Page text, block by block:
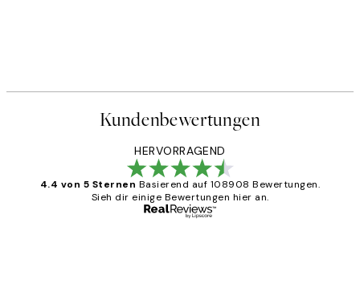
Kundenbewertungen
HERVORRAGEND
4.4 von 5 Sternen Basierend auf 108908 Bewertungen.
Sieh dir einige Bewertungen hier an.